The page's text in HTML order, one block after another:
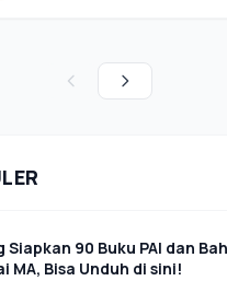
Siapkan 90 Buku PAI dan
MA, Bisa Unduh di sini!